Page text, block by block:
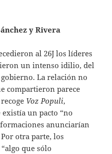
y Rivera
al 26J los líderes
un intenso idilio, del
La relación no
compartieron parece
Voz Populi,
un pacto “no
anunciarían
otra parte, los
que sólo